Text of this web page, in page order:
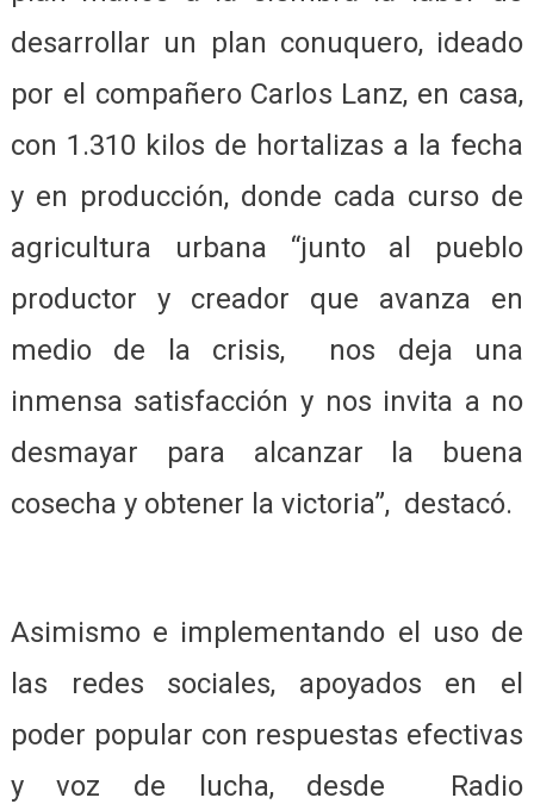
desarrollar un plan conuquero, ideado
por el compañero Carlos Lanz, en casa,
con 1.310 kilos de hortalizas a la fecha
y en producción, donde cada curso de
agricultura urbana “junto al pueblo
productor y creador que avanza en
medio de la crisis, nos deja una
inmensa satisfacción y nos invita a no
desmayar para alcanzar la buena
cosecha y obtener la victoria”, destacó.
Asimismo e implementando el uso de
las redes sociales, apoyados en el
poder popular con respuestas efectivas
y voz de lucha, desde Radio